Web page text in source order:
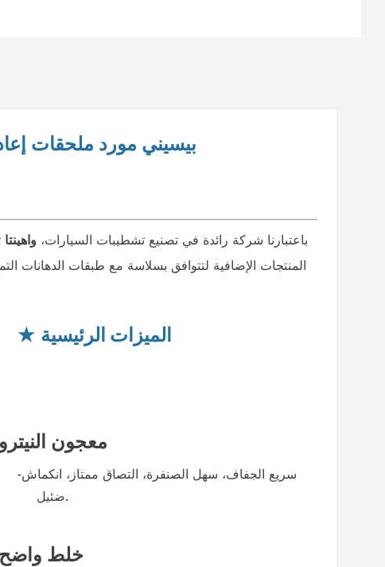
بيسيني مورد ملحقات
باعتبارنا شركة رائدة في تصنيع تشطيبات السيارات،واهينتا
المنتجات الإضافية لتتوافق بسلاسة مع طبقات الدهانات
★ الميزات الرئيسية
معجون النيترو
-سريع الجفاف، سهل الصنفرة، التصاق ممتاز، انكماش
ضئيل.
خلط واضح